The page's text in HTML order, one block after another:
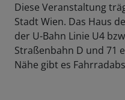
Diese Veranstaltung
Stadt Wien. Das Haus
der U-Bahn Linie U4
Straßenbahn D und 71
Nähe gibt es